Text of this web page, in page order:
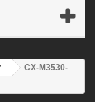
CX-M3530-